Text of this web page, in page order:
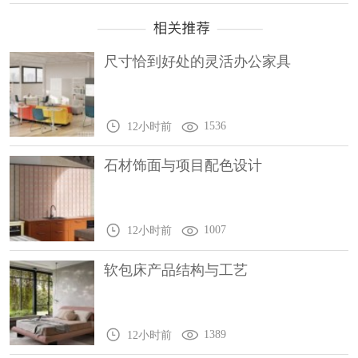
尺寸恰到好处的灵活办公家具
12小时前 1536
石材饰面与项目配色设计
12小时前 1007
软包床产品结构与工艺
12小时前 1389